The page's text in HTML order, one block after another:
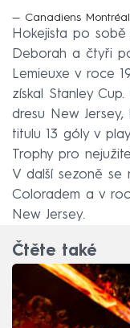
— Canadiens Montréal
Hokejista po
Deborah a čtyři
Lemieuxe v roce
získal Stanley
dresu New
titulu 13 góly v
Trophy pro
V další sezoně se
Coloradem a v
New Jersey.
Čtěte také